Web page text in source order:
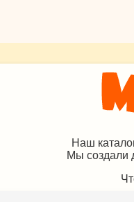
Наш
Мы создали